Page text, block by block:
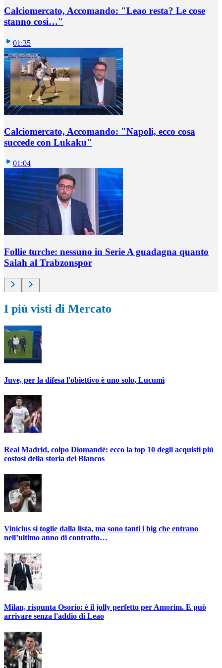
Calciomercato, Accomando: "Leao resta? Le cose
stanno così…"
01:35
Calciomercato, Accomando: "Napoli, ecco cosa
succede con Lukaku"
01:04
Follie turche: nessuno in Serie A guadagna quanto
Salah al Trabzonspor
I più visti di Mercato
Juve, per la difesa l'obiettivo è uno solo, Lucumì
Real Madrid, colpo Diomandé: ecco la top 10 degli acquisti più
costosi della storia dei Blancos
Vinicius si toglie dalla lista, ma sono tanti i big che entrano
nell’ultimo anno di contratto…
Milan, rispunta Osorio: è il jolly perfetto per Amorim. E può
arrivare senza l'addio di Leao